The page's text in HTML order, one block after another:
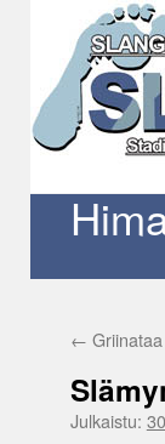
←
Julkaistu: